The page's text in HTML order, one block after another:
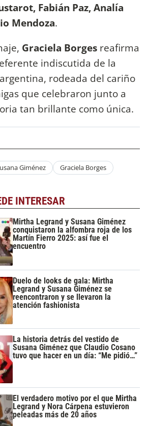
Fabián Paz, Analía
Mendoza.
Graciela Borges reafirma
indiscutida de la
rodeada del cariño
que celebraron junto a
tan brillante como única.
Giménez Graciela Borges
INTERESAR
Mirtha Legrand y Susana Giménez
conquistaron la alfombra roja de los
Martín Fierro 2025: así fue el
encuentro
Duelo de looks de gala: Mirtha
Legrand y Susana Giménez se
reencontraron y se llevaron la
atención fashionista
La historia detrás del vestido de
Susana Giménez que Claudio Cosano
tuvo que hacer en un día: “Me pidió…”
El verdadero motivo por el que Mirtha
Legrand y Nora Cárpena estuvieron
peleadas más de 20 años